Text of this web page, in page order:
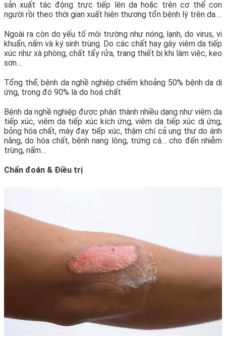
sản xuất tác động trực tiếp lên da hoặc trên cơ thể con
người rồi theo thời gian xuất hiện thương tổn bệnh lý trên da….
Ngoài ra còn do yếu tố môi trường như nóng, lạnh, do virus, vi
khuẩn, nấm và ký sinh trùng. Do các chất hay gây viêm da tiếp
xúc như xà phòng, chất tẩy rửa, trang thiết bị khi làm việc, keo
sơn…
Tổng thể, bệnh da nghề nghiệp chiếm khoảng 50% bệnh da dị
ứng, trong đó 90% là do hoá chất
Bệnh da nghề nghiệp được phân thành nhiều dạng như viêm da
tiếp xúc, viêm da tiếp xúc kích ứng, viêm da tiếp xúc dị ứng,
bỏng hóa chất, mày đay tiếp xúc, thậm chí cả ung thư do ánh
nắng, do hóa chất, bệnh nang lông, trứng cá… cho đến nhiễm
trùng, nấm…
Chẩn đoán & Điều trị